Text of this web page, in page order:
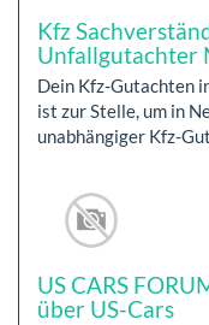
Kfz
Unfallgutachter
Dein Kfz-Gutachten
ist zur Stelle, um in
unabhängiger Kfz-
US CARS
über US-Cars